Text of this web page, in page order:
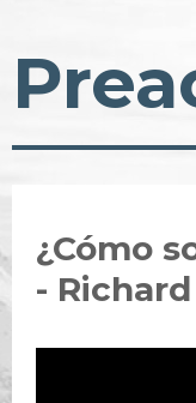
¿Cómo
-